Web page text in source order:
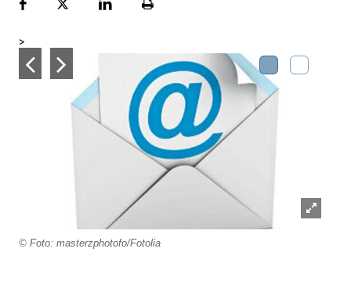
FacebookPlattformLinekdInSeite
>
© Foto: masterzphotofo/Fotolia